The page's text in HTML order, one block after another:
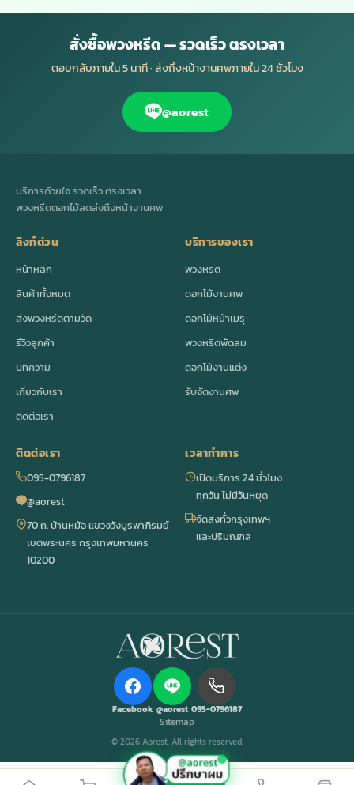
สั่งซื้อพวงหรีด — รวดเร็ว ตรงเวลา
ตอบกลับภายใน 5 นาที · ส่งถึงหน้างานศพภายใน 24 ชั่วโมง
@aorest
บริการด้วยใจ รวดเร็ว ตรงเวลา
พวงหรีดดอกไม้สดส่งถึงหน้างานศพ
ลิงก์ด่วน
หน้าหลัก
สินค้าทั้งหมด
ส่งพวงหรีดตามวัด
รีวิวลูกค้า
บทความ
เกี่ยวกับเรา
ติดต่อเรา
บริการของเรา
พวงหรีด
ดอกไม้งานศพ
ดอกไม้หน้าเมรุ
พวงหรีดพัดลม
ดอกไม้งานแต่ง
รับจัดงานศพ
ติดต่อเรา
095-0796187
@aorest
70 ถ. บ้านหม้อ แขวงวังบูรพาภิรมย์
เขตพระนคร กรุงเทพมหานคร
10200
เวลาทำการ
เปิดบริการ 24 ชั่วโมง
ทุกวัน ไม่มีวันหยุด
จัดส่งทั่วกรุงเทพฯ
และปริมณฑล
Facebook @aorest 095-0796187
Sitemap
© 2026 Aorest. All rights reserved.